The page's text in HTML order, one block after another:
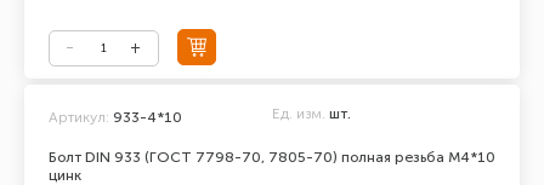
Болт DIN 933 (ГОСТ 7798-70, 7805-70) полная резьба М4*10
цинк
Артикул: 933-4*10 Ед. изм. шт.